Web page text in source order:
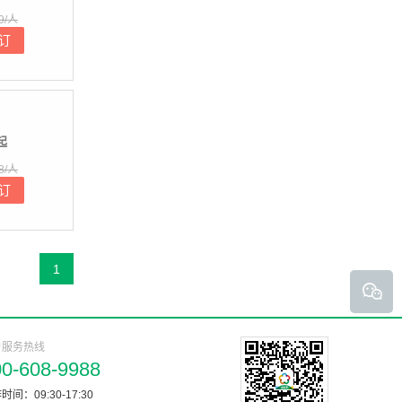
人
人
1
服务热线
608-9988
间：09:30-17:30